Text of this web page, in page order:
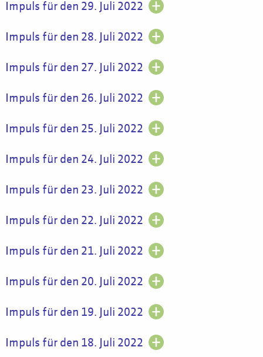
Impuls für den 29. Juli 2022
Impuls für den 28. Juli 2022
Impuls für den 27. Juli 2022
Impuls für den 26. Juli 2022
Impuls für den 25. Juli 2022
Impuls für den 24. Juli 2022
Impuls für den 23. Juli 2022
Impuls für den 22. Juli 2022
Impuls für den 21. Juli 2022
Impuls für den 20. Juli 2022
Impuls für den 19. Juli 2022
Impuls für den 18. Juli 2022